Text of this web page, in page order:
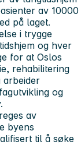
av 10000
på laget.
i trygge
og hver
for at Oslos
rehabilitering
arbeider
og
av
byens
til å søke